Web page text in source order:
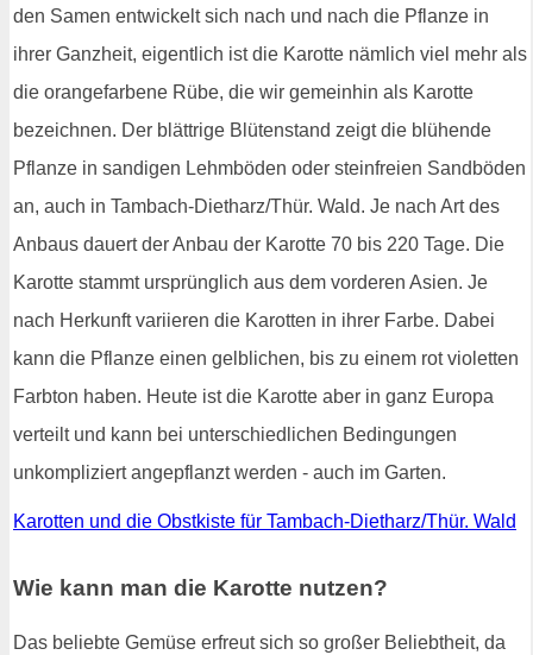
den Samen entwickelt sich nach und nach die Pflanze in
ihrer Ganzheit, eigentlich ist die Karotte nämlich viel mehr als
die orangefarbene Rübe, die wir gemeinhin als Karotte
bezeichnen. Der blättrige Blütenstand zeigt die blühende
Pflanze in sandigen Lehmböden oder steinfreien Sandböden
an, auch in Tambach-Dietharz/Thür. Wald. Je nach Art des
Anbaus dauert der Anbau der Karotte 70 bis 220 Tage. Die
Karotte stammt ursprünglich aus dem vorderen Asien. Je
nach Herkunft variieren die Karotten in ihrer Farbe. Dabei
kann die Pflanze einen gelblichen, bis zu einem rot violetten
Farbton haben. Heute ist die Karotte aber in ganz Europa
verteilt und kann bei unterschiedlichen Bedingungen
unkompliziert angepflanzt werden - auch im Garten.
Karotten und die Obstkiste für Tambach-Dietharz/Thür. Wald
Wie kann man die Karotte nutzen?
Das beliebte Gemüse erfreut sich so großer Beliebtheit, da